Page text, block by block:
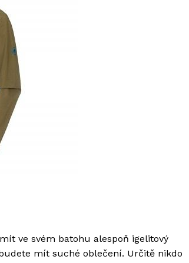
ve svém batohu alespoň igelitový
mít suché oblečení. Určitě nikdo